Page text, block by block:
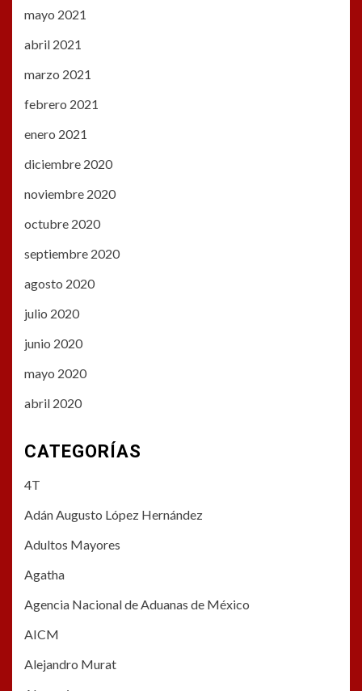
mayo 2021
abril 2021
marzo 2021
febrero 2021
enero 2021
diciembre 2020
noviembre 2020
octubre 2020
septiembre 2020
agosto 2020
julio 2020
junio 2020
mayo 2020
abril 2020
CATEGORÍAS
4T
Adán Augusto López Hernández
Adultos Mayores
Agatha
Agencia Nacional de Aduanas de México
AICM
Alejandro Murat